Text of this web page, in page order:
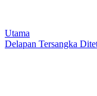
Utama
Delapan Tersangka